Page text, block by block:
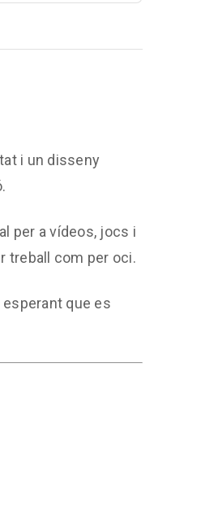
i un disseny
per a vídeos, jocs i
treball com per oci.
que es